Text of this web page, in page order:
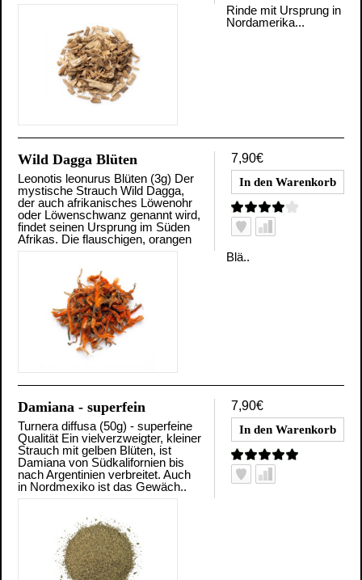
Rinde mit Ursprung in
Nordamerika...
7,90€
Wild Dagga Blüten
Leonotis leonurus Blüten (3g) Der
mystische Strauch Wild Dagga,
der auch afrikanisches Löwenohr
oder Löwenschwanz genannt wird,
findet seinen Ursprung im Süden
Afrikas. Die flauschigen, orangen
Blä..
7,90€
Damiana - superfein
Turnera diffusa (50g) - superfeine
Qualität Ein vielverzweigter, kleiner
Strauch mit gelben Blüten, ist
Damiana von Südkalifornien bis
nach Argentinien verbreitet. Auch
in Nordmexiko ist das Gewäch..